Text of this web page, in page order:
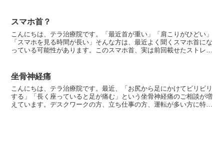
スマホ首？
こんにちは、テラ治療院です。「最近首が重い」「肩こりがひどい」
「スマホを見る時間が長い」そんな方は、最近よく聞くスマホ首にな
っている可能性があります。このスマホ首、実は前回載せたストレー
坐骨神経痛
こんにちは、テラ治療院です。最近、「お尻から足にかけてビリビリ
する」「長く座っていると足が痛む」という坐骨神経痛のご相談が増
えています。デスクワークの方、立ち仕事の方、運転が多い方に特に